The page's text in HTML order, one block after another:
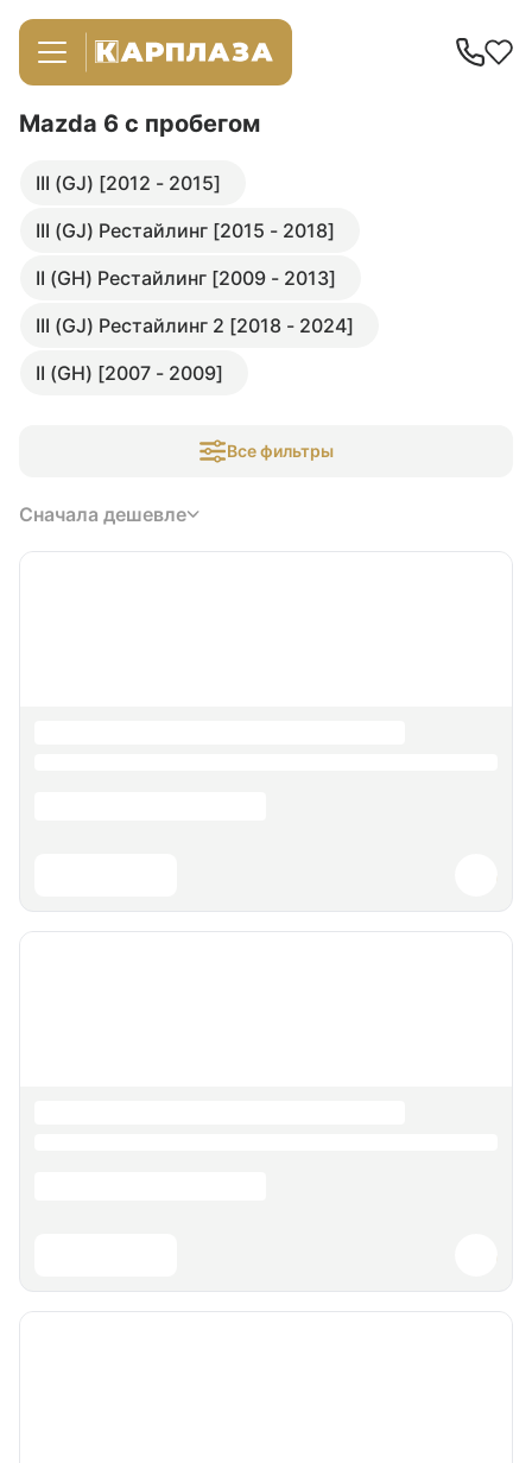
Mazda 6 с пробегом
III (GJ) [2012 - 2015]
III (GJ) Рестайлинг [2015 - 2018]
II (GH) Рестайлинг [2009 - 2013]
III (GJ) Рестайлинг 2 [2018 - 2024]
II (GH) [2007 - 2009]
Все фильтры
Сначала дешевле